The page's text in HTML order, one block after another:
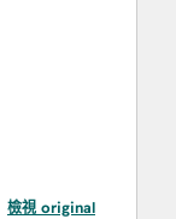
檢視 original